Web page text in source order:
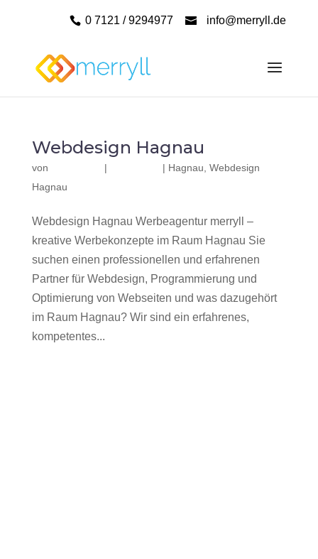
0 7121 / 9294977 info@merryll.de
Webdesign Hagnau
von | | Hagnau Webdesign
Hagnau
Webdesign Hagnau Werbeagentur merryll –
kreative Werbekonzepte im Raum Hagnau Sie
suchen einen professionellen und erfahrenen
Partner für Webdesign, Programmierung und
Optimierung von Webseiten und was dazugehört
im Raum Hagnau? Wir sind ein erfahrenes,
kompetentes...